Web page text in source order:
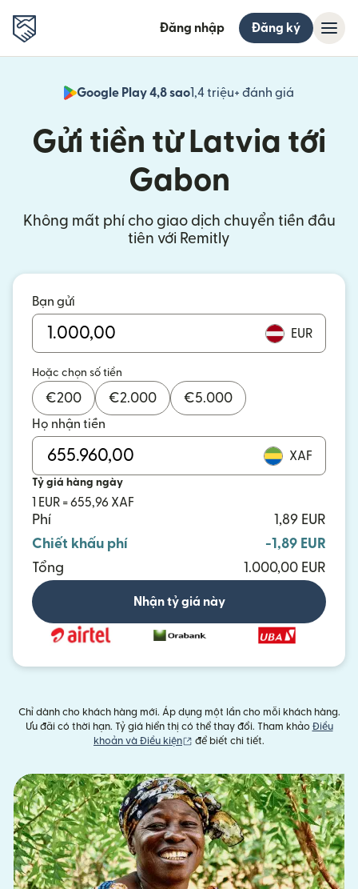
Đăng nhập Đăng ký
Google Play 4,8 sao1,4 triệu+ đánh giá
Gửi tiền từ Latvia tới
Gabon
Không mất phí cho giao dịch chuyển tiền đầu
tiên với Remitly
Bạn gửi
EUR
Hoặc chọn số tiền
€200 €2.000 €5.000
Họ nhận tiền
XAF
Tỷ giá hàng ngày
1 EUR = 655,96 XAF
Phí
1,89 EUR
Chiết khấu phí
-1,89 EUR
Tổng
1.000,00 EUR
Nhận tỷ giá này
Chỉ dành cho khách hàng mới. Áp dụng một lần cho mỗi khách hàng.
Ưu đãi có thời hạn. Tỷ giá hiển thị có thể thay đổi. Tham khảo Điều
khoản và Điều kiện
(mở trong cửa sổ mới)
để biết chi tiết.